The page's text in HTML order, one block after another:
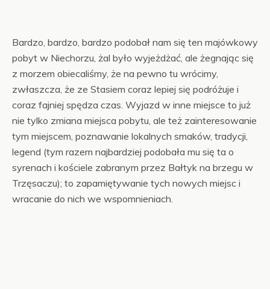
Bardzo, bardzo, bardzo podobał nam się ten majówkowy
pobyt w Niechorzu, żal było wyjeżdżać, ale żegnając się
z morzem obiecaliśmy, że na pewno tu wrócimy,
zwłaszcza, że ze Stasiem coraz lepiej się podróżuje i
coraz fajniej spędza czas. Wyjazd w inne miejsce to już
nie tylko zmiana miejsca pobytu, ale też zainteresowanie
tym miejscem, poznawanie lokalnych smaków, tradycji,
legend (tym razem najbardziej podobała mu się ta o
syrenach i kościele zabranym przez Bałtyk na brzegu w
Trzęsaczu); to zapamiętywanie tych nowych miejsc i
wracanie do nich we wspomnieniach.